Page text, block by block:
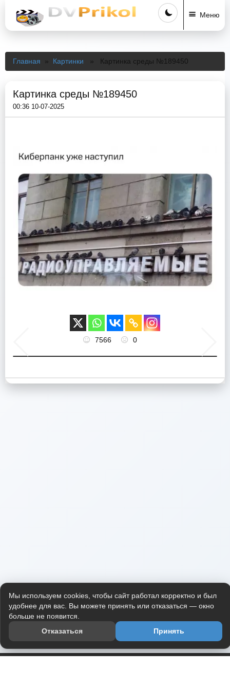
Меню
Главная » Картинки » Картинка среды №189450
Картинка среды №189450
00:36 10-07-2025
7566 0
Мы используем cookies, чтобы сайт работал корректно и был
удобнее для вас. Вы можете принять или отказаться — окно
больше не появится.
Отказаться
Принять